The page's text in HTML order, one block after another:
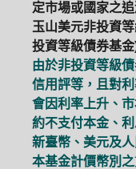
定市場或國家之
玉山美元非投資
投資等級債券基
由於非投資等級
信用評等，且對
會因利率上升、
約不支付本金、
新臺幣、美元及
本基金計價幣別